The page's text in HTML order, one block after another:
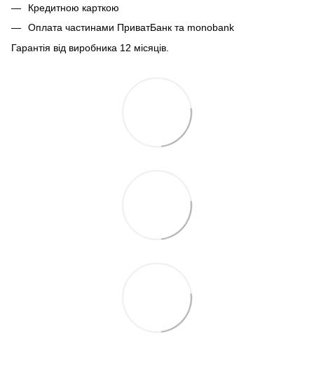
Кредитною карткою
Оплата частинами ПриватБанк та monobank
Гарантія від виробника 12 місяців.